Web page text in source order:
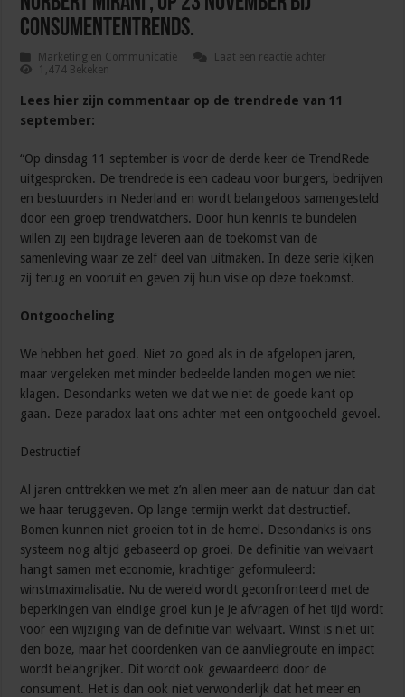
Consumententrends.
Marketing en Communicatie
Laat een reactie achter
1,474 Bekeken
Lees hier zijn commentaar op de trendrede van 11
september:
“Op dinsdag 11 september is voor de derde keer de TrendRede
uitgesproken. De trendrede is een cadeau voor burgers, bedrijven
en bestuurders in Nederland en wordt belangeloos samengesteld
door een groep trendwatchers. Door hun kennis te bundelen
willen zij een bijdrage leveren aan de toekomst van de
samenleving waar ze zelf deel van uitmaken. In deze serie kijken
zij terug en vooruit en geven zij hun visie op deze toekomst.
Ontgoocheling
We hebben het goed. Niet zo goed als in de afgelopen jaren,
maar vergeleken met minder bedeelde landen mogen we niet
klagen. Desondanks weten we dat we niet de goede kant op
gaan. Deze paradox laat ons achter met een ontgoocheld gevoel.
Destructief
Al jaren onttrekken we met z’n allen meer aan de natuur dan dat
we haar teruggeven. Op lange termijn werkt dat destructief.
Bomen kunnen niet groeien tot in de hemel. Desondanks is ons
systeem nog altijd gebaseerd op groei. De definitie van welvaart
hangt samen met economie, krachtiger geformuleerd:
winstmaximalisatie. Nu de wereld wordt geconfronteerd met de
beperkingen van eindige groei kun je je afvragen of het tijd wordt
voor een wijziging van de definitie van welvaart. Winst is niet uit
den boze, maar het doordenken van de aanvliegroute en impact
wordt belangrijker. Dit wordt ook gewaardeerd door de
consument. Het is dan ook niet verwonderlijk dat het meer en